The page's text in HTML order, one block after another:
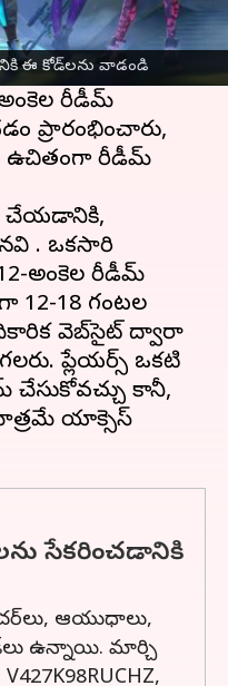
ఈ కోడ్‌లను వాడండి
అప్‌లతో ఫ్రీ ఫైర్
గూగుల్ ప్లే
చేరుకుంది. ఈ
రీడీమ్
ప్రారంభించారు,
ఉచితంగా రీడీమ్
చేయడానికి,
. ఒకసారి
అంకెల రీడీమ్
12-18 గంటల
వెబ్‌సైట్ ద్వారా
ప్లేయర్స్ ఒకటి
చేసుకోవచ్చు కానీ,
యాక్సెస్
సేకరించడానికి
ఆయుధాలు,
ఉన్నాయి. మార్చి